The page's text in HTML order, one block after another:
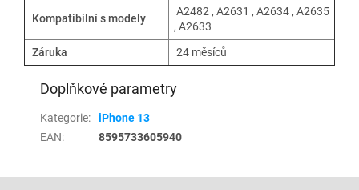
Kompatibilní s modely
A2482 , A2631 , A2634 , A2635
, A2633
Záruka
24 měsíců
Doplňkové parametry
Kategorie:
iPhone 13
EAN: 8595733605940